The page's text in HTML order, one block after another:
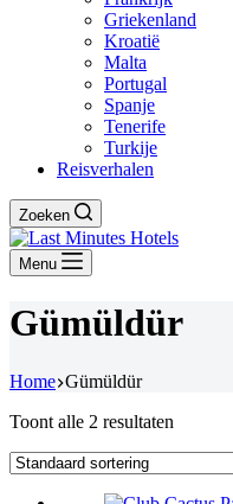
Griekenland
Kroatië
Malta
Portugal
Spanje
Tenerife
Turkije
Reisverhalen
Zoeken
Menu
Gümüldür
Home Gümüldür
Toont alle 2 resultaten